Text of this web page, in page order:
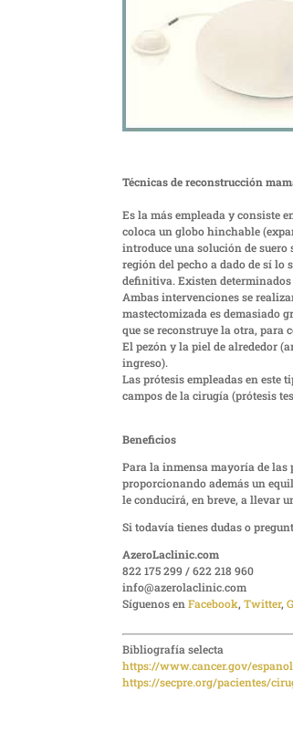
Técnicas de reconstrucción
Es la más empleada y consiste
coloca un globo hinchable
introduce una solución de suero
región del pecho a dado de sí lo
definitiva. Existen
Ambas intervenciones se
mastectomizada es demasiado
que se reconstruye la otra, para
El pezón y la piel de alrededor
ingreso).
Las prótesis empleadas en este
campos de la cirugía (prótesis
Beneficios
Para la inmensa mayoría de las
proporcionando además un
le conducirá, en breve, a llevar
Si todavía tienes dudas o
AzeroLaclinic.com
822 175 299 / 622 218 960
info@azerolaclinic.com
Síguenos enFacebook,Twitter,
Bibliografía selecta
https://www.cancer.gov/
https://secpre.org/pacientes/